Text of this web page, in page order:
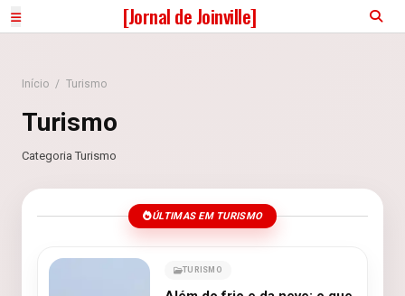
[Jornal de Joinville]
Início / Turismo
Turismo
Categoria Turismo
ÚLTIMAS EM TURISMO
TURISMO